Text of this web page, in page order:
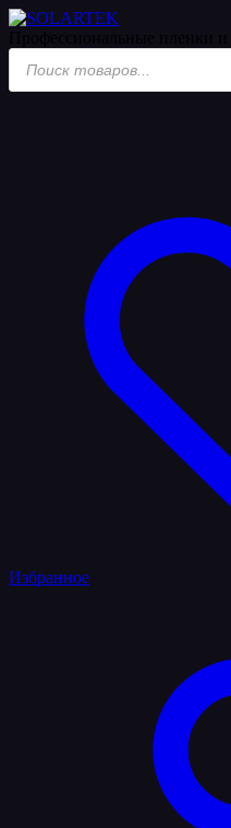
Поиск
товаров
Избранное